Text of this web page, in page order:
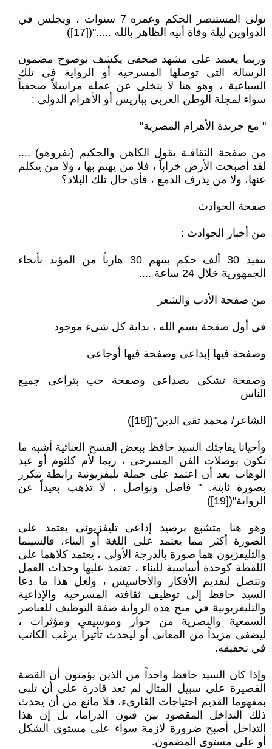
تولى المستنصر الحكم وعمره 7 سنوات ، ويجلس في
الدواوين ليلة وفاة أبيه الظاهر بالله ....."([17])
وربما يعتمد على مشهد صحفى يكشف بوضوح مضمون
الرسالة التى توصلها المسرحية أو الرواية في تلك
السباعية ، وهو هنا لا يتخلى عن عمله مراسلاً صحفياً
سواء لمجلة الوطن العربى بباريس أو الأهرام الدولى :
" مع جريدة الأهرام المصرية"
من صفحة الثقافـة يقول الكاهن والحكيم (نفروهو) ....
لقد أصبحت الأرض خراباً ، فلا من يهتم بها ، ولا من يتكلم
عنها، ولا من يذرف الدمع ، فأى حال تلك البلاد؟
صفحة الحوادث
من أخبار الحوادث :
تنفيذ 30 ألف حكم بينهم 30 هارباً من المؤبد بأنحاء
الجمهورية خلال 24 ساعة ....
من صفحة الأدب والشعر
فى أول صفحة بسم الله ، بداية كل شىء موجود
وصفحة فيها إبداعى وصفحة فيها أوجاعى
وصفحة تشكى بصداعى وصفحة حب بتراعى جميع
الناس
الشاعر/ محمد تقى الدين"([18])
وأحيانا يفاجئك السيد حافظ ببعض الفسح الغنائية أشبه ما
تكون بوصلات الفن المسرحى ، ربما لأم كلثوم أو عبد
الوهاب بعد أن اعتمد على جملة تليفزيونية رابطة تتكرر
بصورة ثابتة. " فاصل ونواصل ، لا تذهب بعيداً عن
الرواية"([19])
وهو هنا متشبع برصيد إذاعى تليفزيونى يعتمد على
الصورة أكثر مما يعتمد على اللغة أو البناء، فالسينما
والتليفزيون هما صورة بالدرجة الأولى ، يعتمد كلاهما على
اللقطة كوحدة أساسية للبناء ، تعتمد عليها وحدات العمل
وتتصل لتقديم الأفكار والأحاسيس ، ولعل هذا ما دعا
السيد حافظ إلى توظيف ثقافته المسرحية والإذاعية
والتليفزيونية في منح هذه الرواية صفة التوظيف للعناصر
السمعية والبصرية من حوار وموسيقى ومؤثرات ،
ليضفى مزيداً من المعانى أو ليحدث تأثيراً يرغب الكاتب
في تحقيقه.
وإذا كان السيد حافظ واحداً من الذين يؤمنون أن القصة
القصيرة على سبيل المثال لم تعد قادرة على أن تلبى
بمفهوما القديم احتياجات القارىء، فلا مانع من أن يحدث
ذلك التداخل المقصود بين فنون الدراما، بل إن هذا
التداخل أصبح ضرورة لازمة سواء على مستوى الشكل
أو على مستوى المضمون.